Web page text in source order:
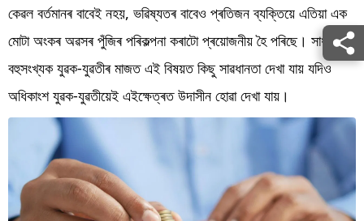
শিক্ষা
খেল
জীৱনশৈলী
প্ৰযুক্তি
কেৱল বৰ্তমানৰ বাবেই নহয়, ভৱিষ্যতৰ বাবেও প্ৰতিজন ব্যক্তিয়ে এতিয়া এক
মোটা অংকৰ অৱসৰ পুঁজিৰ পৰিকল্পনা কৰাটো প্ৰয়োজনীয় হৈ পৰিছে। সাধাৰণতে
বহুসংখ্যক যুৱক-যুৱতীৰ মাজত এই বিষয়ত কিছু সাৱধানতা দেখা যায় যদিও
অধিকাংশ যুৱক-যুৱতীয়েই এইক্ষেত্ৰত উদাসীন হোৱা দেখা যায়।